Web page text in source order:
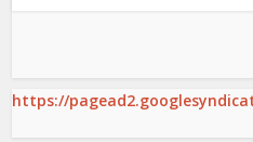
https://